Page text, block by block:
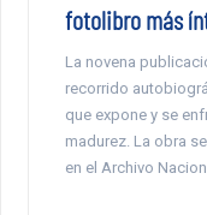
fotolibro más
La novena
recorrido
que expone y se
madurez. La obra
en el Archivo